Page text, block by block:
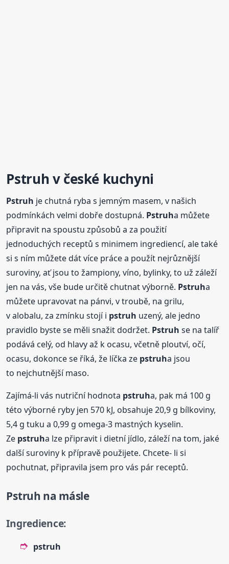
Pstruhv české kuchyni
Pstruh je chutná ryba s jemným masem, v našich
podmínkách velmi dobře dostupná. Pstruha můžete
připravit na spoustu způsobů a za použití
jednoduchých receptů s minimem ingrediencí, ale také
si s ním můžete dát více práce a použít nejrůznější
suroviny, ať jsou to žampiony, víno, bylinky, to už záleží
jen na vás, vše bude určitě chutnat výborně. Pstruha
můžete upravovat na pánvi, v troubě, na grilu,
v alobalu, za zmínku stojí i pstruh uzený, ale jedno
pravidlo byste se měli snažit dodržet. Pstruh se na talíř
podává celý, od hlavy až k ocasu, včetně ploutví, očí,
ocasu, dokonce se říká, že líčka ze pstruha jsou
to nejchutnější maso.
Zajímá-li vás nutriční hodnota pstruha, pak má 100 g
této výborné ryby jen 570 kJ, obsahuje 20,9 g bílkoviny,
5,4 g tuku a 0,99 g omega-3 mastných kyselin.
Ze pstruha lze připravit i dietní jídlo, záleží na tom, jaké
další suroviny k přípravě použijete. Chcete- li si
pochutnat, připravila jsem pro vás pár receptů.
Pstruh na másle
Ingredience:
pstruh